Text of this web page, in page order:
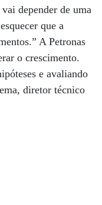
depender de uma
que a
A Petronas
o crescimento.
e avaliando
diretor técnico